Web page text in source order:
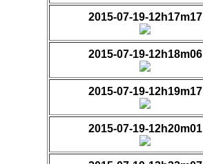
2015-07-19-12h17m17
2015-07-19-12h18m06
2015-07-19-12h19m17
2015-07-19-12h20m01